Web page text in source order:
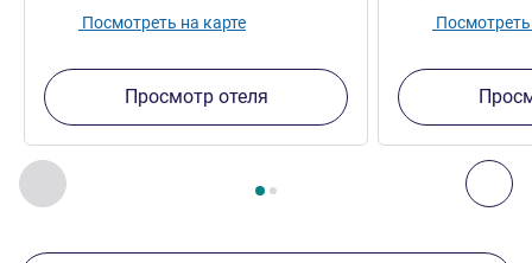
Назад - Другие отели поблизости
Страница , Другие отели поблизости 1 :, Другие
Посмотреть на карте
Просмотр отеля
Посмотреть